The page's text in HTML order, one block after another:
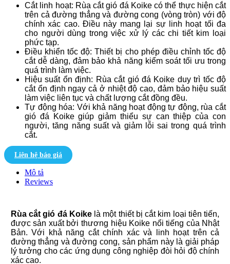
Cắt linh hoạt: Rùa cắt gió đá Koike có thể thực hiện cắt
trên cả đường thẳng và đường cong (vòng tròn) với độ
chính xác cao. Điều này mang lại sự linh hoạt tối đa
cho người dùng trong việc xử lý các chi tiết kim loại
phức tạp.
Điều khiển tốc độ: Thiết bị cho phép điều chỉnh tốc độ
cắt dễ dàng, đảm bảo khả năng kiểm soát tối ưu trong
quá trình làm việc.
Hiệu suất ổn định: Rùa cắt gió đá Koike duy trì tốc độ
cắt ổn định ngay cả ở nhiệt độ cao, đảm bảo hiệu suất
làm việc liên tục và chất lượng cắt đồng đều.
Tự động hóa: Với khả năng hoạt động tự động, rùa cắt
gió đá Koike giúp giảm thiểu sự can thiệp của con
người, tăng năng suất và giảm lỗi sai trong quá trình
cắt.
Liên hệ báo giá
Mô tả
Reviews
Rùa cắt gió đá Koikelà một thiết bị cắt kim loại tiên tiến,
được sản xuất bởi thương hiệu Koike nổi tiếng của Nhật
Bản. Với khả năng cắt chính xác và linh hoạt trên cả
đường thẳng và đường cong, sản phẩm này là giải pháp
lý tưởng cho các ứng dụng công nghiệp đòi hỏi độ chính
xác cao.